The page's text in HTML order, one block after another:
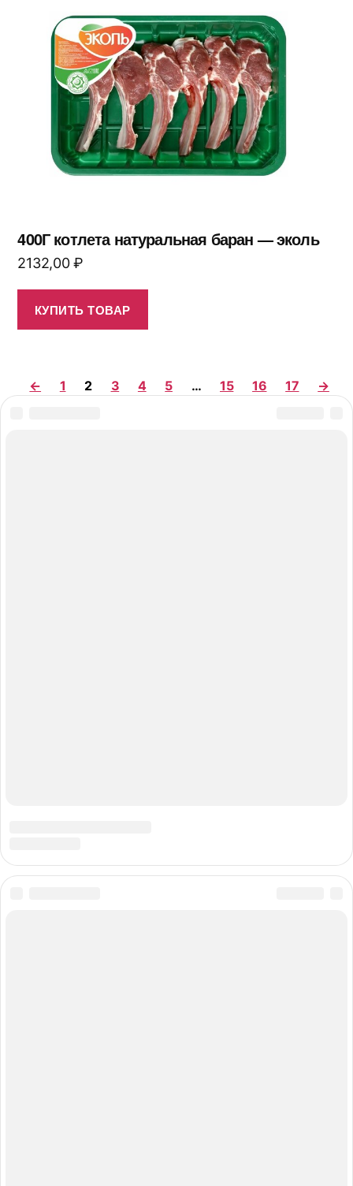
400Г котлета натуральная баран — эколь
2132,00₽
КУПИТЬ ТОВАР
← 1 2 3 4 5 … 15 16 17 →